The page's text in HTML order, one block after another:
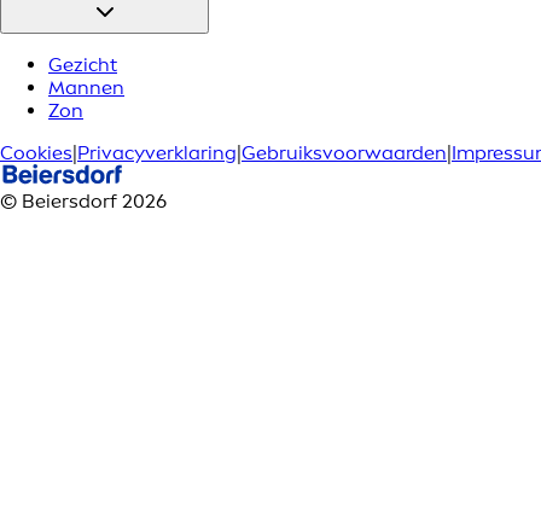
Gezicht
Mannen
Zon
Cookies|Privacyverklaring|Gebruiksvoorwaarden|
© Beiersdorf 2026